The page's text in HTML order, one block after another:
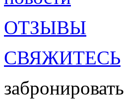
ОТЗЫВЫ
СВЯЖИТЕСЬ
забронировать